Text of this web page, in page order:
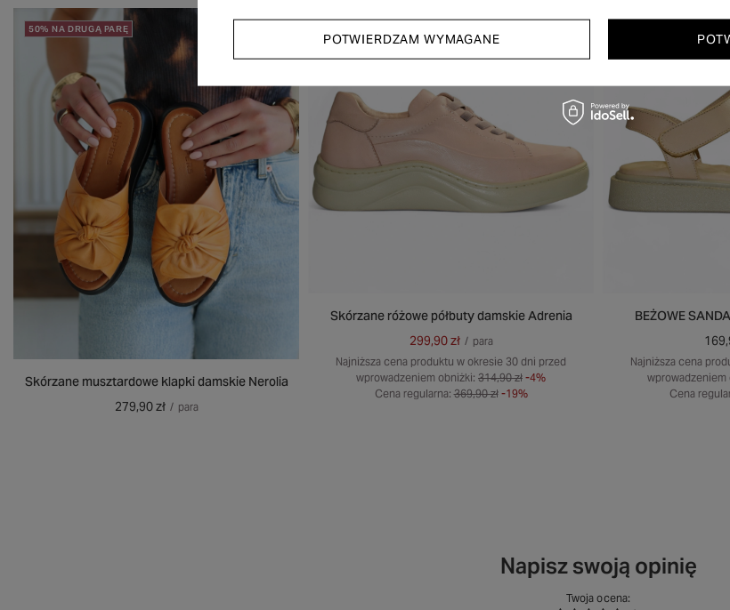
50% NA DRUGĄ PARĘ
Skórzane musztardowe klapki damskie Nerolia
279,90 zł / para
Skórzane różowe półbuty damskie Adrenia
299,90 zł / para
Najniższa cena produktu w okresie 30 dni przed
wprowadzeniem obniżki: 314,90 zł -4%
Cena regularna:369,90 zł -19%
BEŻOWE
Najniższa cena
Cena
Napisz swoją opinię
Twoja ocena:
POTWIERDZAM WYMAGANE